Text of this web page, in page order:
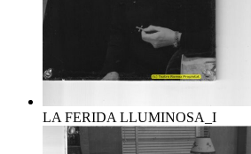
LA FERIDA LLUMINOSA_I